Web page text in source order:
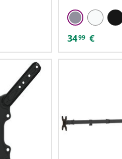
3499 €